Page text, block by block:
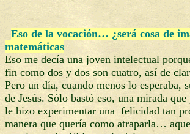
Eso de la vocación… ¿será cosa de
matemáticas
Eso me decía una joven intelectual
fin como dos y dos son cuatro, así de
Pero un día, cuando menos lo esperaba,
de Jesús. Sólo bastó eso, una mirada
le hizo experimentar una felicidad tan
manera que quería como atraparla…